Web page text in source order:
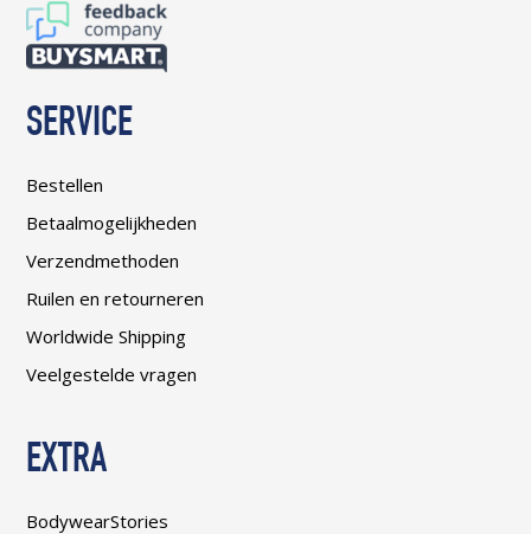
SERVICE
Bestellen
Betaalmogelijkheden
Verzendmethoden
Ruilen en retourneren
Worldwide Shipping
Veelgestelde vragen
EXTRA
BodywearStories